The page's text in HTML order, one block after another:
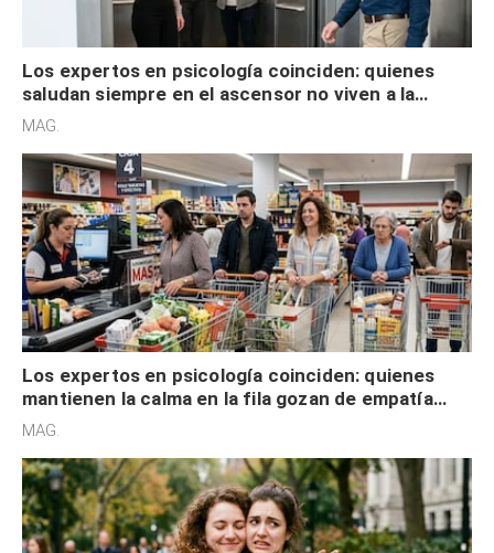
Los expertos en psicología coinciden: quienes
saludan siempre en el ascensor no viven a la
defensiva y tienen apertura social
MAG.
Los expertos en psicología coinciden: quienes
mantienen la calma en la fila gozan de empatía
cognitiva, gratitud y no solo tienen autocontrol
MAG.